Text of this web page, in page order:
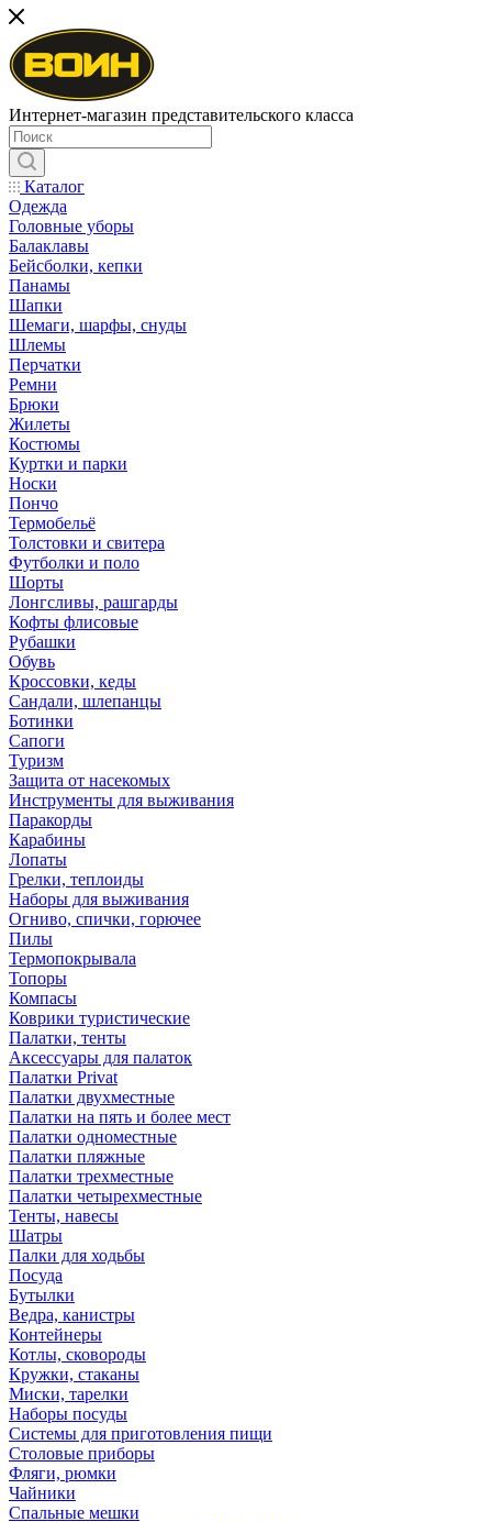
Интернет-магазин представительского класса
Каталог
Одежда
Головные уборы
Балаклавы
Бейсболки, кепки
Панамы
Шапки
Шемаги, шарфы, снуды
Шлемы
Перчатки
Ремни
Брюки
Жилеты
Костюмы
Куртки и парки
Носки
Пончо
Термобельё
Толстовки и свитера
Футболки и поло
Шорты
Лонгсливы, рашгарды
Кофты флисовые
Рубашки
Обувь
Кроссовки, кеды
Сандали, шлепанцы
Ботинки
Сапоги
Туризм
Защита от насекомых
Инструменты для выживания
Паракорды
Карабины
Лопаты
Грелки, теплоиды
Наборы для выживания
Огниво, спички, горючее
Пилы
Термопокрывала
Топоры
Компасы
Коврики туристические
Палатки, тенты
Аксессуары для палаток
Палатки Privat
Палатки двухместные
Палатки на пять и более мест
Палатки одноместные
Палатки пляжные
Палатки трехместные
Палатки четырехместные
Тенты, навесы
Шатры
Палки для ходьбы
Посуда
Бутылки
Ведра, канистры
Контейнеры
Котлы, сковороды
Кружки, стаканы
Миски, тарелки
Наборы посуды
Системы для приготовления пищи
Столовые приборы
Фляги, рюмки
Чайники
Спальные мешки